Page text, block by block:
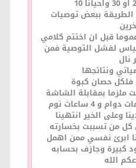
ببعض توصيات
قبل ان اختتم كلامي
لفشل التوصية فمن
نال
ونتائجها
حصان كبوة
ملزما بمقابلة الشاشة
وعلى الخير انتهينا
كل من تسببت بخسارته
ابرئ نفسي ممن اهمل
كبيرة وجازف بحسابه
الله